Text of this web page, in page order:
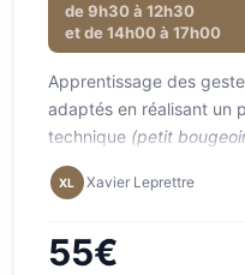
de 9h30 à 12h30
et de 14h00 à 17h00
Apprentissage des
adaptés en réalisant un
technique (petit
souvenir)
Intervenant·e·s :
XL Xavier Leprettre
55€